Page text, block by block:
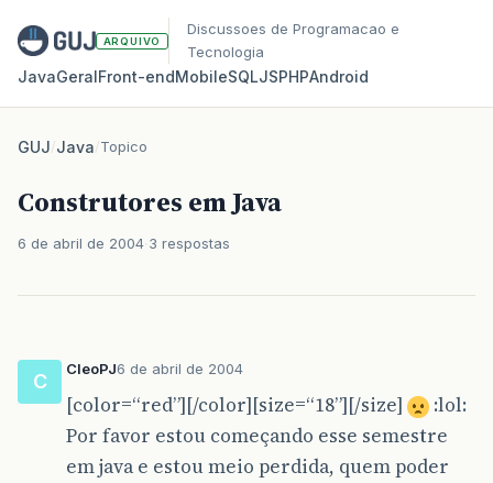
ARQUIVO
Discussoes de Programacao e
Tecnologia
JavaGeralFront‑endMobileSQLJSPHPAndroid
GUJ/Java/Topico
Construtores em Java
6 de abril de 2004 3 respostas
C
CleoPJ6 de abril de 2004
[color=“red”][/color][size=“18”][/size]
:lol:
Por favor estou começando esse semestre
em java e estou meio perdida, quem poder